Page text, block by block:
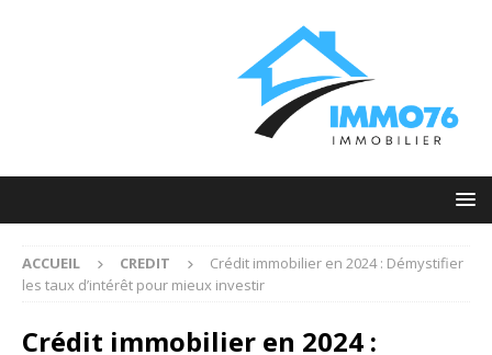
ACCUEIL CREDIT
Crédit immobilier en 2024 : Démystifier
les taux d’intérêt pour mieux investir
Crédit immobilier en 2024 :